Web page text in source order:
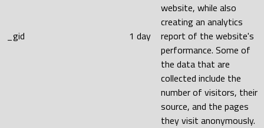
_gid 1 day
website, while also
creating an analytics
report of the website's
performance. Some of
the data that are
collected include the
number of visitors, their
source, and the pages
they visit anonymously.